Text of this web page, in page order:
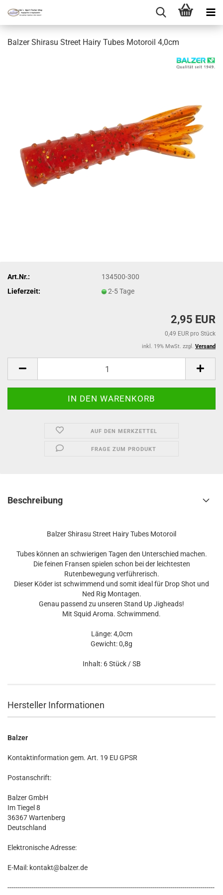
Balzer Shirasu Street Hairy Tubes Motoroil 4,0cm
Art.Nr.:
134500-300
Lieferzeit:
2-5 Tage
2,95 EUR
0,49 EUR pro Stück
inkl. 19% MwSt. zzgl. Versand
AUF DEN MERKZETTEL
FRAGE ZUM PRODUKT
Beschreibung
Balzer Shirasu Street Hairy Tubes Motoroil
Tubes können an schwierigen Tagen den Unterschied machen.
Die feinen Fransen spielen schon bei der leichtesten
Rutenbewegung verführerisch.
Dieser Köder ist schwimmend und somit ideal für Drop Shot und
Ned Rig Montagen.
Genau passend zu unseren Stand Up Jigheads!
Mit Squid Aroma. Schwimmend.
Länge: 4,0cm
Gewicht: 0,8g
Inhalt: 6 Stück / SB
Hersteller Informationen
Balzer
Kontaktinformation gem. Art. 19 EU GPSR
Postanschrift:
Balzer GmbH
Im Tiegel 8
36367 Wartenberg
Deutschland
Elektronische Adresse:
E-Mail: kontakt@balzer.de
--------------------------------------------------------------------------------------------------------